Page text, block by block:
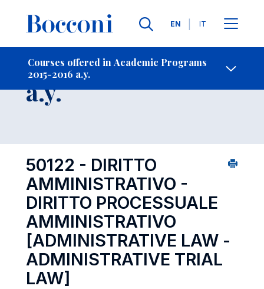
Languages
EN IT
Courses offered in Academic Programs
2015-2016 a.y.
- Contact Us
Course 2015-2016
a.y.
50122 - DIRITTO
AMMINISTRATIVO -
DIRITTO PROCESSUALE
AMMINISTRATIVO
[ADMINISTRATIVE LAW -
ADMINISTRATIVE TRIAL
LAW]